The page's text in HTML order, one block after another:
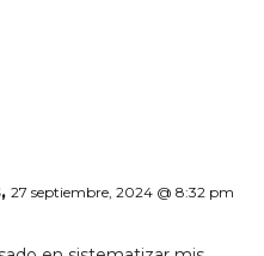
27 septiembre, 2024 @ 8:32 pm